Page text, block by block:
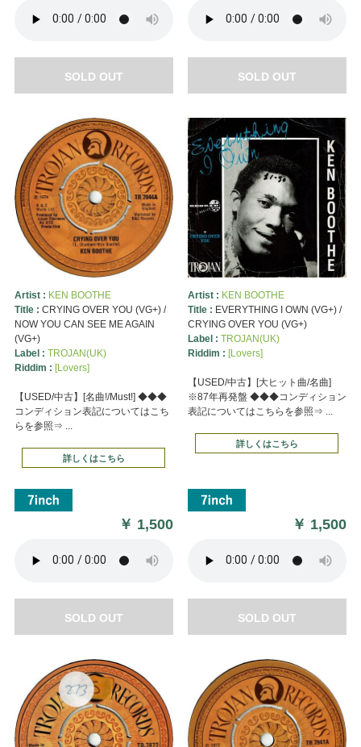
SOLD OUT SOLD OUT
Artist : KEN BOOTHE
Title : CRYING OVER YOU (VG+) /
NOW YOU CAN SEE ME AGAIN
(VG+)
Label : TROJAN(UK)
Riddim : [Lovers]
【USED/中古】[名曲!/Must!] ◆◆◆
コンディション表記についてはこち
らを参照⇒ ...
詳しくはこちら
￥ 1,500
SOLD OUT
Artist : KEN BOOTHE
Title : EVERYTHING I OWN (VG+) /
CRYING OVER YOU (VG+)
Label : TROJAN(UK)
Riddim : [Lovers]
【USED/中古】[大ヒット曲/名曲]
※87年再発盤 ◆◆◆コンディション
表記についてはこちらを参照⇒ ...
詳しくはこちら
￥ 1,500
SOLD OUT